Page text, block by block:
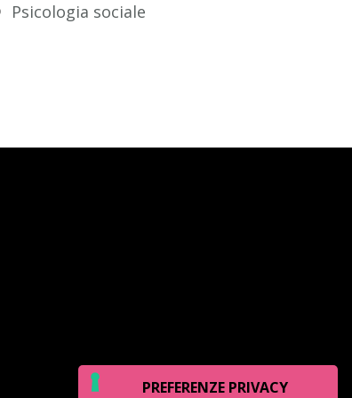
Psicologia sociale